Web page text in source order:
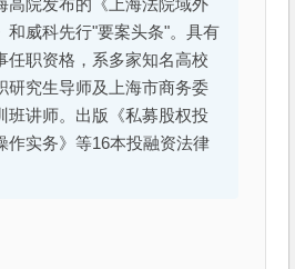
高院发布的《上海法院域外
和威科先行"要案头条"。具有
任职资格，系多家知名高校
研究生导师及上海市商务委
班讲师。出版《私募股权投
作实务》等16本投融资法律